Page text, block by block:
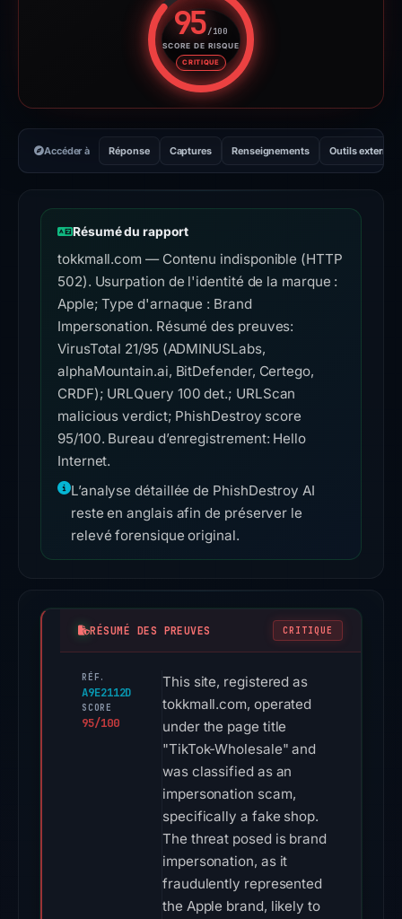
95/100
SCORE DE RISQUE
CRITIQUE
Score de risque : 95 sur
Accéder à Réponse Captures Renseignements Outils externes
Résumé du rapport
tokkmall.com — Contenu indisponible (HTTP
502). Usurpation de l'identité de la marque :
Apple; Type d'arnaque : Brand
Impersonation. Résumé des preuves:
VirusTotal 21/95 (ADMINUSLabs,
alphaMountain.ai, BitDefender, Certego,
CRDF); URLQuery 100 det.; URLScan
malicious verdict; PhishDestroy score
95/100. Bureau d’enregistrement: Hello
Internet.
L’analyse détaillée de PhishDestroy AI
reste en anglais afin de préserver le
relevé forensique original.
RÉSUMÉ DES PREUVES CRITIQUE
RÉF.
A9E2112D
SCORE
95/100
This site, registered as
tokkmall.com, operated
under the page title
"TikTok-Wholesale" and
was classified as an
impersonation scam,
specifically a fake shop.
The threat posed is brand
impersonation, as it
fraudulently represented
the Apple brand, likely to